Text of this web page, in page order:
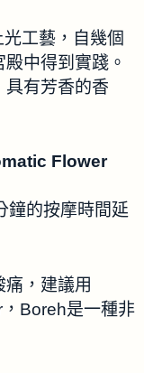
工藝，自幾個
中得到實踐。
具有芳香的香
Flower
鐘的按摩時間延
，建議用
Boreh是一種非